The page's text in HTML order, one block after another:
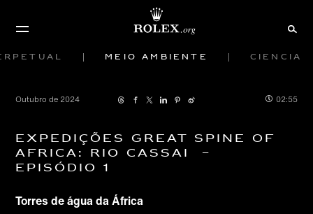
Meio ambiente Ciência
Outubro de 2024 02:55
Expedições Great Spine of
Africa: Rio Cassai –
Episódio 1
Torres de água da África